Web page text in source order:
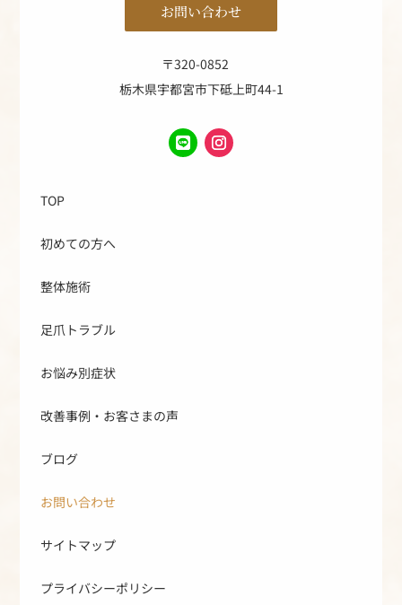
お問い合わせ
〒320-0852
栃木県宇都宮市下砥上町44-1
TOP
初めての方へ
整体施術
足爪トラブル
お悩み別症状
改善事例・お客さまの声
ブログ
お問い合わせ
サイトマップ
プライバシーポリシー